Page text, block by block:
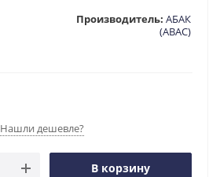
Производитель: АБАК
(ABAC)
Нашли дешевле?
В корзину